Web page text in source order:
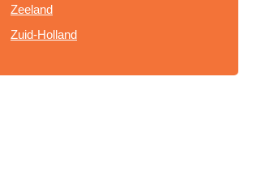
Zeeland
Zuid-Holland